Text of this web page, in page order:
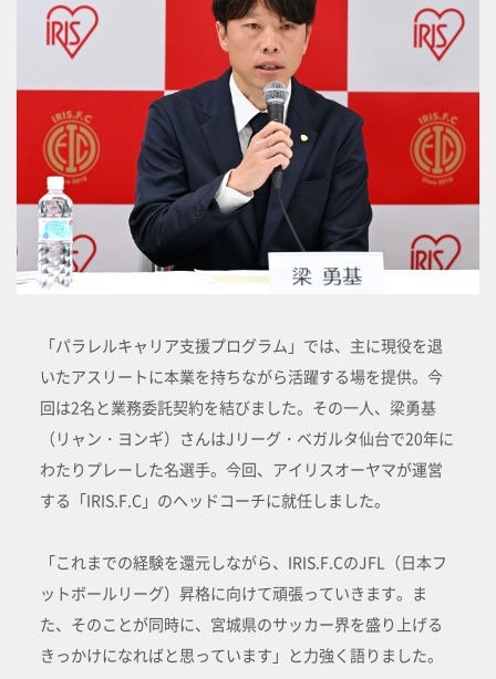
「パラレルキャリア支援プログラム」では、主に現役を退
いたアスリートに本業を持ちながら活躍する場を提供。今
回は2名と業務委託契約を結びました。その一人、梁勇基
（リャン・ヨンギ）さんはJリーグ・ベガルタ仙台で20年に
わたりプレーした名選手。今回、アイリスオーヤマが運営
する「IRIS.F.C」のヘッドコーチに就任しました。
「これまでの経験を還元しながら、IRIS.F.CのJFL（日本フ
ットボールリーグ）昇格に向けて頑張っていきます。ま
た、そのことが同時に、宮城県のサッカー界を盛り上げる
きっかけになればと思っています」と力強く語りました。